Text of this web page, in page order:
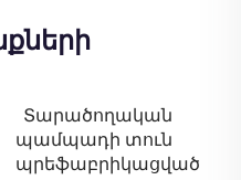
Տարածողական
պամպադի տուն
պրեֆաբրիկացված